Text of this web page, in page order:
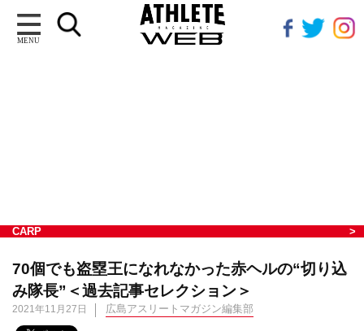
MENU
CARP
70個でも盗塁王になれなかった赤ヘルの“切り込
み隊長”＜過去記事セレクション＞
2021年11月27日 広島アスリートマガジン編集部